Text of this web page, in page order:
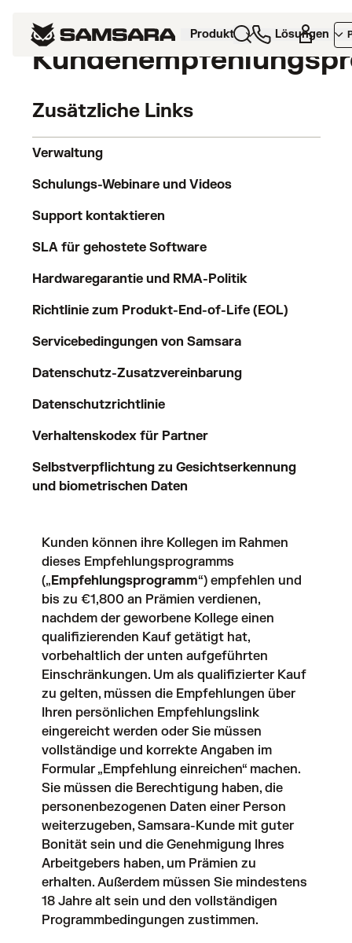
Produkte Lösungen
LAST UPDATED: MAR 11, 2024
Zusätzliche Links
Verwaltung
Schulungs-Webinare und Videos
Support kontaktieren
SLA für gehostete Software
Hardwaregarantie und RMA-Politik
Richtlinie zum Produkt-End-of-Life (EOL)
Servicebedingungen von Samsara
Datenschutz-Zusatzvereinbarung
Datenschutzrichtlinie
Verhaltenskodex für Partner
Selbstverpflichtung zu Gesichtserkennung
und biometrischen Daten
Kunden können ihre Kollegen im Rahmen
dieses Empfehlungsprogramms
(„Empfehlungsprogramm“) empfehlen und
bis zu €1,800 an Prämien verdienen,
nachdem der geworbene Kollege einen
qualifizierenden Kauf getätigt hat,
vorbehaltlich der unten aufgeführten
Einschränkungen. Um als qualifizierter Kauf
zu gelten, müssen die Empfehlungen über
Ihren persönlichen Empfehlungslink
eingereicht werden oder Sie müssen
vollständige und korrekte Angaben im
Formular „Empfehlung einreichen“ machen.
Sie müssen die Berechtigung haben, die
personenbezogenen Daten einer Person
weiterzugeben, Samsara-Kunde mit guter
Bonität sein und die Genehmigung Ihres
Arbeitgebers haben, um Prämien zu
erhalten. Außerdem müssen Sie mindestens
18 Jahre alt sein und den vollständigen
Programmbedingungen zustimmen.